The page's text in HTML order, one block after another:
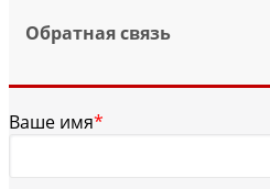
Обратная связь
Ваше имя*